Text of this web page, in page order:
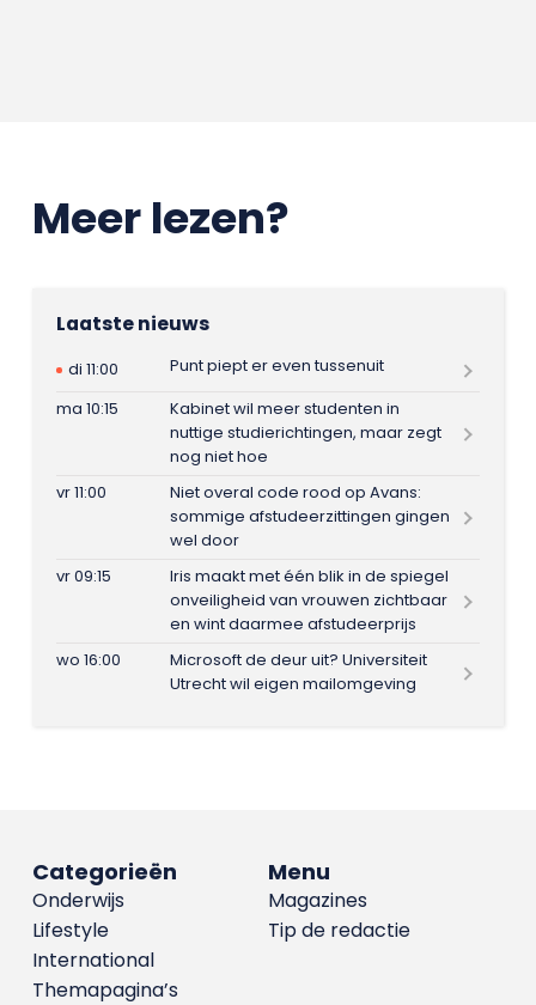
Meer lezen?
Laatste nieuws
di 11:00
Punt piept er even tussenuit
ma 10:15
Kabinet wil meer studenten in
nuttige studierichtingen, maar zegt
nog niet hoe
vr 11:00
Niet overal code rood op Avans:
sommige afstudeerzittingen gingen
wel door
vr 09:15
Iris maakt met één blik in de spiegel
onveiligheid van vrouwen zichtbaar
en wint daarmee afstudeerprijs
wo 16:00
Microsoft de deur uit? Universiteit
Utrecht wil eigen mailomgeving
Menu
Magazines
Tip de redactie
Categorieën
Onderwijs
Lifestyle
International
Themapagina’s